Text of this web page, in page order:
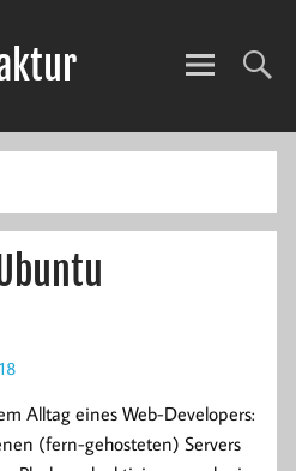
Alltag eines Web-Developers:
(fern-gehosteten) Servers